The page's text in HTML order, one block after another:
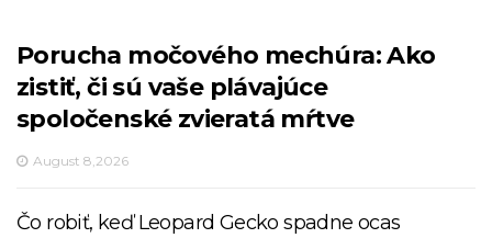
Porucha močového mechúra: Ako
zistiť, či sú vaše plávajúce
spoločenské zvieratá mŕtve
August 8,2026
Čo robiť, keď Leopard Gecko spadne ocas